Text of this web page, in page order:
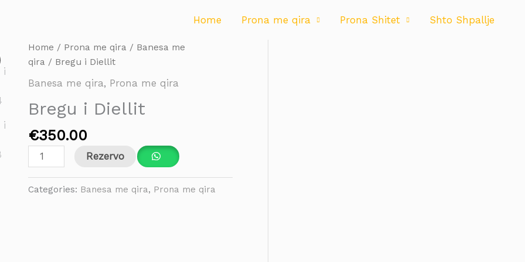
Home Prona me qira Prona Shitet Shto Shpallje
Home / Prona me qira / Banesa me
qira / Bregu i Diellit
Banesa me qira, Prona me qira
Bregu i Diellit
€350.00
Bregu
i
quantity
Rezervo
Categories: Banesa me qira, Prona me qira